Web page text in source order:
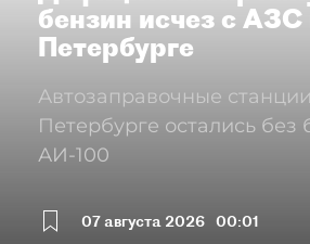
бензин исчез с АЗС
Петербурге
Автозаправочные
Петербурге остались без
АИ-100
07 августа 2026 00:01